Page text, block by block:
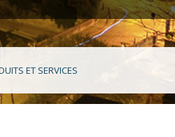
ET SERVICES